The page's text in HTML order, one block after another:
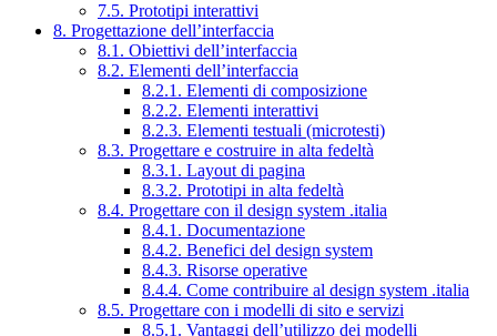
7.5. Prototipi interattivi
8. Progettazione dell’interfaccia
8.1. Obiettivi dell’interfaccia
8.2. Elementi dell’interfaccia
8.2.1. Elementi di composizione
8.2.2. Elementi interattivi
8.2.3. Elementi testuali (microtesti)
8.3. Progettare e costruire in alta fedeltà
8.3.1. Layout di pagina
8.3.2. Prototipi in alta fedeltà
8.4. Progettare con il design system .italia
8.4.1. Documentazione
8.4.2. Benefici del design system
8.4.3. Risorse operative
8.4.4. Come contribuire al design system .italia
8.5. Progettare con i modelli di sito e servizi
8.5.1. Vantaggi dell’utilizzo dei modelli